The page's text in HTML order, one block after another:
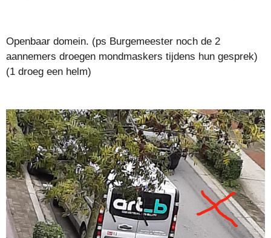
Openbaar domein. (ps Burgemeester noch de 2
aannemers droegen mondmaskers tijdens hun gesprek)
(1 droeg een helm)